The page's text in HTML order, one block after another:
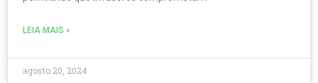
LEIA MAIS »
agosto 20, 2024